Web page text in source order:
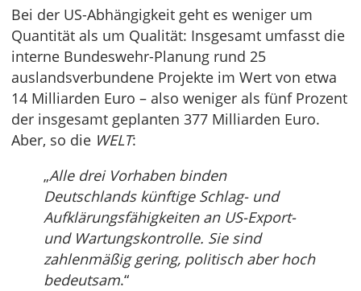
Bei der US-Abhängigkeit geht es weniger um
Quantität als um Qualität: Insgesamt umfasst die
interne Bundeswehr-Planung rund 25
auslandsverbundene Projekte im Wert von etwa
14 Milliarden Euro – also weniger als fünf Prozent
der insgesamt geplanten 377 Milliarden Euro.
Aber, so die WELT:
„Alle drei Vorhaben binden
Deutschlands künftige Schlag- und
Aufklärungsfähigkeiten an US-Export-
und Wartungskontrolle. Sie sind
zahlenmäßig gering, politisch aber hoch
bedeutsam.“